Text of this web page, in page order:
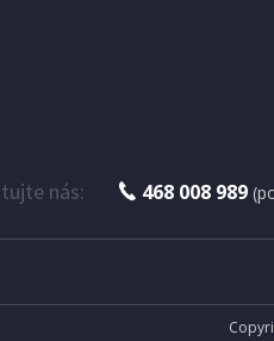
nás: 468 008 989